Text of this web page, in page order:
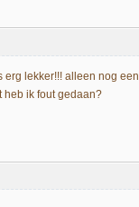
lekker!!! alleen nog
heb ik fout gedaan?